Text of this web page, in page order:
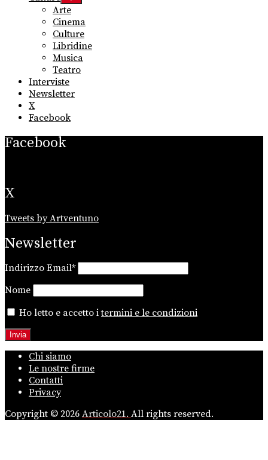
sub
menu
Arte
Cinema
Culture
Libridine
Musica
Teatro
Interviste
Newsletter
X
Facebook
Facebook
X
Tweets by Artventuno
Newsletter
Indirizzo Email*
Nome
Ho letto e accetto itermini e le condizioni
Chi siamo
Le nostre firme
Contatti
Privacy
Copyright © 2026 Articolo21. All rights reserved.